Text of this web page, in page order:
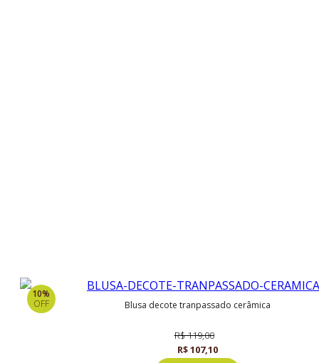
10%
OFF
blusa decote tranpassado cerâmica
R$ 119,00
R$ 107,10